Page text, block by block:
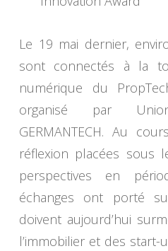
Le 19 mai dernier,
sont connectés à la
numérique du
organisé par
GERMANTECH. Au
réflexion placées sous
perspectives en
échanges ont porté
doivent aujourd’hui
l’immobilier et des